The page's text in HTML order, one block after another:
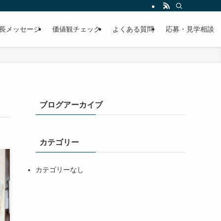
メッセージ 価値観チェック よくある質問 応募・見学相談
ブログアーカイブ
カテゴリー
カテゴリーなし